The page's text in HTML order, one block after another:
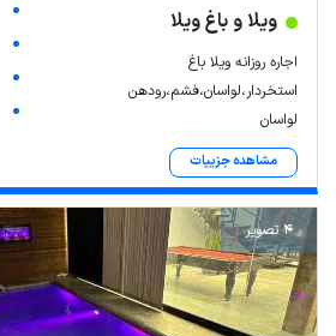
ویلا و باغ ویلا
اجاره روزانه ویلا باغ
استخردار،لواسان،فشم،رودهن
لواسان
مشاهده جزییات
4 تصویر